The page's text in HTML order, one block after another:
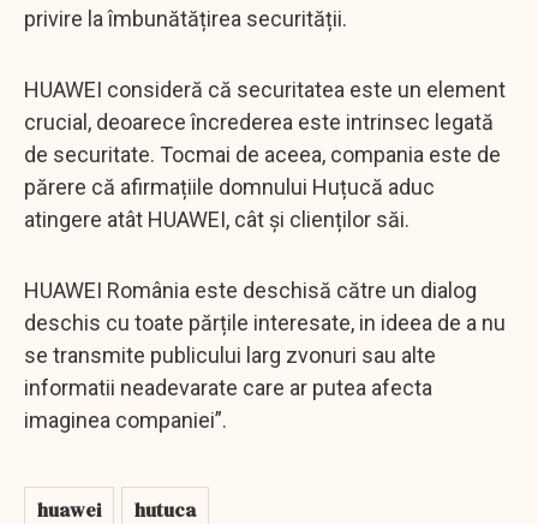
privire la îmbunătățirea securității.
HUAWEI consideră că securitatea este un element
crucial, deoarece încrederea este intrinsec legată
de securitate. Tocmai de aceea, compania este de
părere că afirmațiile domnului Huțucă aduc
atingere atât HUAWEI, cât și clienților săi.
HUAWEI România este deschisă către un dialog
deschis cu toate părțile interesate, in ideea de a nu
se transmite publicului larg zvonuri sau alte
informatii neadevarate care ar putea afecta
imaginea companiei”.
huawei hutuca